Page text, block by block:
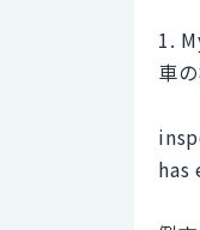
1.
車
has